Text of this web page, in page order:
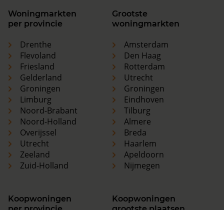
Woningmarkten
per provincie
Drenthe
Flevoland
Friesland
Gelderland
Groningen
Limburg
Noord-Brabant
Noord-Holland
Overijssel
Utrecht
Zeeland
Zuid-Holland
Grootste
woningmarkten
Amsterdam
Den Haag
Rotterdam
Utrecht
Groningen
Eindhoven
Tilburg
Almere
Breda
Haarlem
Apeldoorn
Nijmegen
Koopwoningen
Koopwoningen